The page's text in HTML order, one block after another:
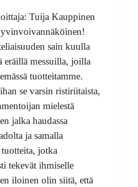
Tuija Kauppinen
sain kuulla
eräillä messuilla, joilla
tuotteitamme.
se varsin ristiriitaista,
mielestä
jalka haudassa
ja samalla
jotka
tekevät ihmiselle
iloinen olin siitä, että